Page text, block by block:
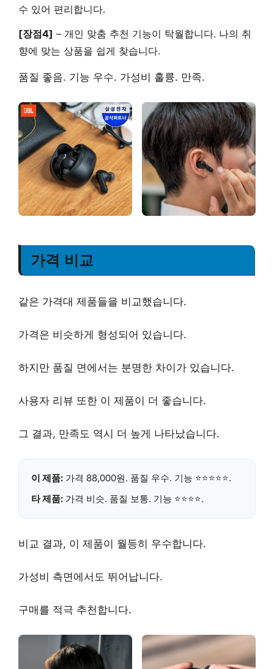
수 있어 편리합니다.
[장점4] – 개인 맞춤 추천 기능이 탁월합니다. 나의 취
향에 맞는 상품을 쉽게 찾습니다.
품질 좋음. 기능 우수. 가성비 훌륭. 만족.
가격 비교
같은 가격대 제품들을 비교했습니다.
가격은 비슷하게 형성되어 있습니다.
하지만 품질 면에서는 분명한 차이가 있습니다.
사용자 리뷰 또한 이 제품이 더 좋습니다.
그 결과, 만족도 역시 더 높게 나타났습니다.
이 제품: 가격 88,000원. 품질 우수. 기능 ⭐⭐⭐⭐⭐.
타 제품: 가격 비슷. 품질 보통. 기능 ⭐⭐⭐⭐.
비교 결과, 이 제품이 월등히 우수합니다.
가성비 측면에서도 뛰어납니다.
구매를 적극 추천합니다.